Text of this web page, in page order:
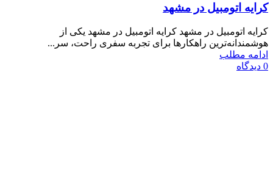
کرایه اتومبیل در مشهد
کرایه اتومبیل در مشهد کرایه اتومبیل در مشهد یکی از
هوشمندانه‌ترین راهکارها برای تجربه سفری راحت، سر...
ادامه مطلب
0 دیدگاه